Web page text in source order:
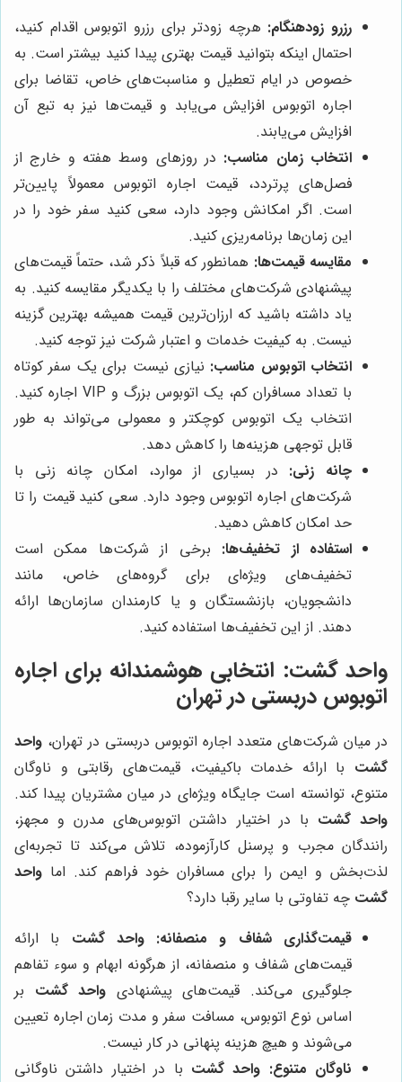
رزرو زودهنگام: هرچه زودتر برای رزرو اتوبوس اقدام کنید،
احتمال اینکه بتوانید قیمت بهتری پیدا کنید بیشتر است. به
خصوص در ایام تعطیل و مناسبت‌های خاص، تقاضا برای
اجاره اتوبوس افزایش می‌یابد و قیمت‌ها نیز به تبع آن
افزایش می‌یابند.
انتخاب زمان مناسب: در روزهای وسط هفته و خارج از
فصل‌های پرتردد، قیمت اجاره اتوبوس معمولاً پایین‌تر
است. اگر امکانش وجود دارد، سعی کنید سفر خود را در
این زمان‌ها برنامه‌ریزی کنید.
مقایسه قیمت‌ها: همانطور که قبلاً ذکر شد، حتماً قیمت‌های
پیشنهادی شرکت‌های مختلف را با یکدیگر مقایسه کنید. به
یاد داشته باشید که ارزان‌ترین قیمت همیشه بهترین گزینه
نیست. به کیفیت خدمات و اعتبار شرکت نیز توجه کنید.
انتخاب اتوبوس مناسب: نیازی نیست برای یک سفر کوتاه
با تعداد مسافران کم، یک اتوبوس بزرگ و VIP اجاره کنید.
انتخاب یک اتوبوس کوچکتر و معمولی می‌تواند به طور
قابل توجهی هزینه‌ها را کاهش دهد.
چانه زنی: در بسیاری از موارد، امکان چانه زنی با
شرکت‌های اجاره اتوبوس وجود دارد. سعی کنید قیمت را تا
حد امکان کاهش دهید.
استفاده از تخفیف‌ها: برخی از شرکت‌ها ممکن است
تخفیف‌های ویژه‌ای برای گروه‌های خاص، مانند
دانشجویان، بازنشستگان و یا کارمندان سازمان‌ها ارائه
دهند. از این تخفیف‌ها استفاده کنید.
واحد گشت: انتخابی هوشمندانه برای اجاره
اتوبوس دربستی در تهران
در میان شرکت‌های متعدد اجاره اتوبوس دربستی در تهران، واحد
گشت با ارائه خدمات باکیفیت، قیمت‌های رقابتی و ناوگان
متنوع، توانسته است جایگاه ویژه‌ای در میان مشتریان پیدا کند.
واحد گشت با در اختیار داشتن اتوبوس‌های مدرن و مجهز،
رانندگان مجرب و پرسنل کارآزموده، تلاش می‌کند تا تجربه‌ای
لذت‌بخش و ایمن را برای مسافران خود فراهم کند. اما واحد
گشت چه تفاوتی با سایر رقبا دارد؟
قیمت‌گذاری شفاف و منصفانه: واحد گشت با ارائه
قیمت‌های شفاف و منصفانه، از هرگونه ابهام و سوء تفاهم
جلوگیری می‌کند. قیمت‌های پیشنهادی واحد گشت بر
اساس نوع اتوبوس، مسافت سفر و مدت زمان اجاره تعیین
می‌شوند و هیچ هزینه پنهانی در کار نیست.
ناوگان متنوع: واحد گشت با در اختیار داشتن ناوگانی